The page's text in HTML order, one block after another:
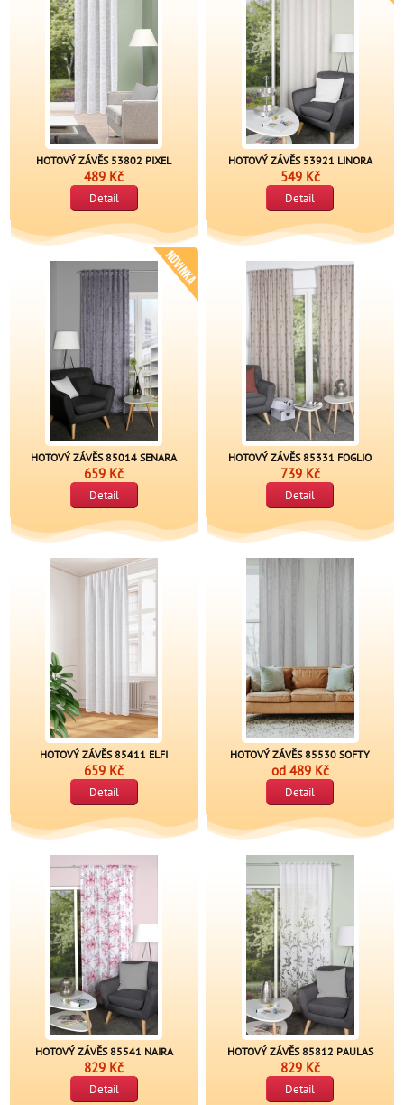
HOTOVÝ ZÁVĚS 53802 PIXEL
489 Kč
Detail
HOTOVÝ ZÁVĚS 53921 LINORA
549 Kč
Detail
HOTOVÝ ZÁVĚS 85014 SENARA
659 Kč
Detail
HOTOVÝ ZÁVĚS 85331 FOGLIO
739 Kč
Detail
HOTOVÝ ZÁVĚS 85411 ELFI
659 Kč
Detail
HOTOVÝ ZÁVĚS 85530 SOFTY
od 489 Kč
Detail
HOTOVÝ ZÁVĚS 85541 NAIRA
829 Kč
Detail
HOTOVÝ ZÁVĚS 85812 PAULAS
829 Kč
Detail